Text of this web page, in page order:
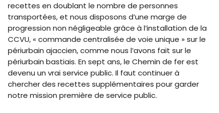
recettes en doublant le nombre de personnes
transportées, et nous disposons d’une marge de
progression non négligeable grâce à l’installation de la
CCVU, « commande centralisée de voie unique » sur le
périurbain ajaccien, comme nous l’avons fait sur le
périurbain bastiais. En sept ans, le Chemin de fer est
devenu un vrai service public. Il faut continuer à
chercher des recettes supplémentaires pour garder
notre mission première de service public.